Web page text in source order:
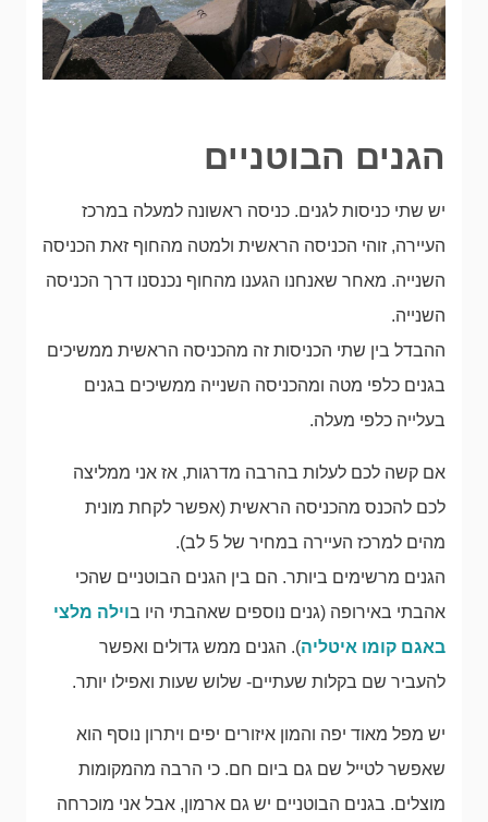
הגנים הבוטניים
יש שתי כניסות לגנים. כניסה ראשונה למעלה במרכז
העיירה, זוהי הכניסה הראשית ולמטה מהחוף זאת הכניסה
השנייה. מאחר שאנחנו הגענו מהחוף נכנסנו דרך הכניסה
השנייה.
ההבדל בין שתי הכניסות זה מהכניסה הראשית ממשיכים
בגנים כלפי מטה ומהכניסה השנייה ממשיכים בגנים
בעלייה כלפי מעלה.
אם קשה לכם לעלות בהרבה מדרגות, אז אני ממליצה
לכם להכנס מהכניסה הראשית (אפשר לקחת מונית
מהים למרכז העיירה במחיר של 5 לב).
הגנים מרשימים ביותר. הם בין הגנים הבוטניים שהכי
אהבתי באירופה (גנים נוספים שאהבתי היו בוילה מלצי
באגם קומו איטליה). הגנים ממש גדולים ואפשר
להעביר שם בקלות שעתיים- שלוש שעות ואפילו יותר.
יש מפל מאוד יפה והמון איזורים יפים ויתרון נוסף הוא
שאפשר לטייל שם גם ביום חם. כי הרבה מהמקומות
מוצלים. בגנים הבוטניים יש גם ארמון, אבל אני מוכרחה